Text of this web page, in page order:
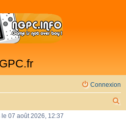
Connexion
le 07 août 2026, 12:37